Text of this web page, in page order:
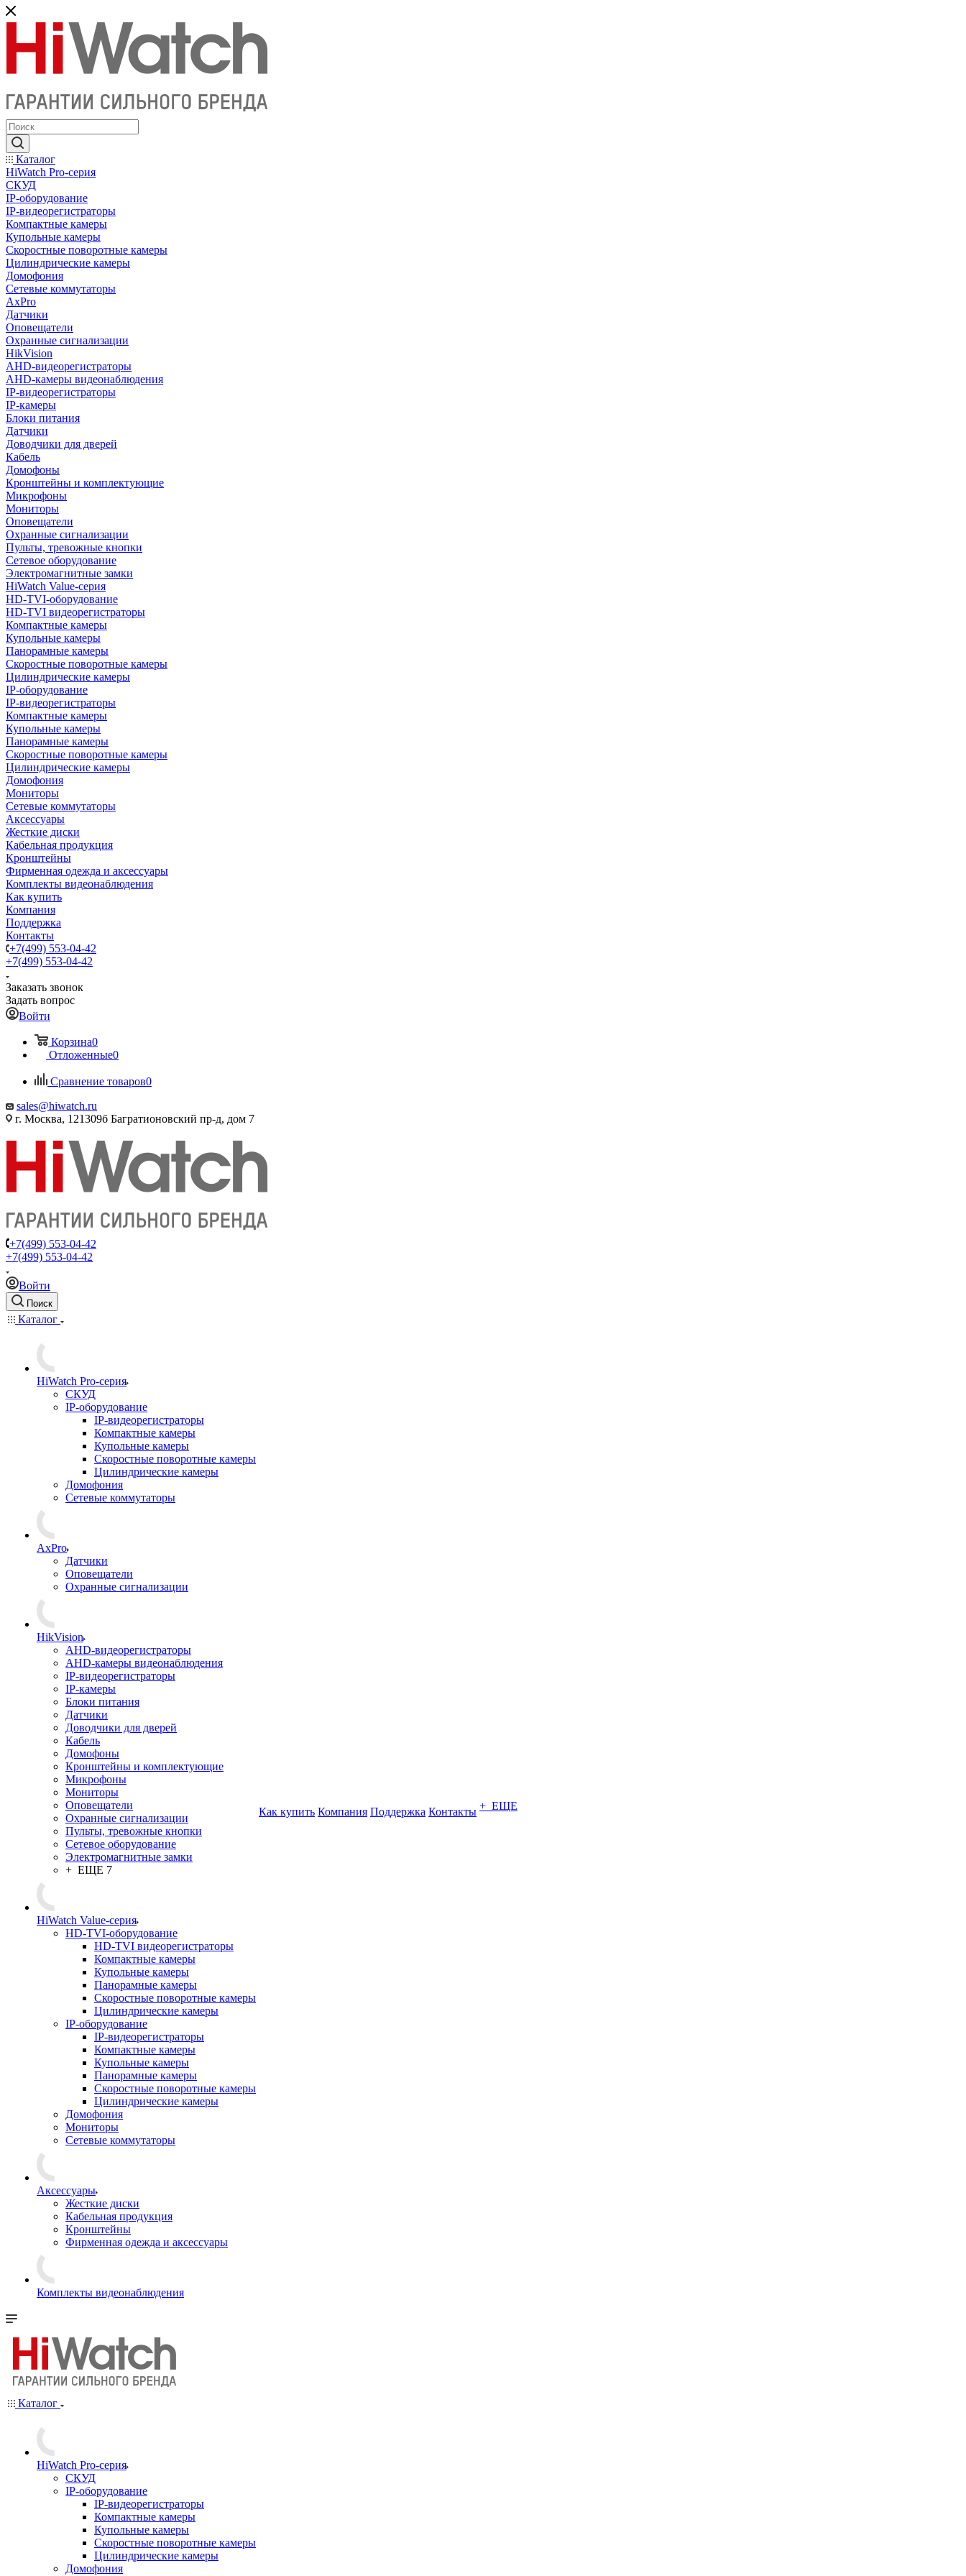
Каталог
HiWatch Pro-серия
CКУД
IP-оборудование
IP-видеорегистраторы
Компактные камеры
Купольные камеры
Скоростные поворотные камеры
Цилиндрические камеры
Домофония
Сетевые коммутаторы
AxPro
Датчики
Оповещатели
Охранные сигнализации
HikVision
AHD-видеорегистраторы
AHD-камеры видеонаблюдения
IP-видеорегистраторы
IP-камеры
Блоки питания
Датчики
Доводчики для дверей
Кабель
Домофоны
Кронштейны и комплектующие
Микрофоны
Мониторы
Оповещатели
Охранные сигнализации
Пульты, тревожные кнопки
Сетевое оборудование
Электромагнитные замки
HiWatch Value-серия
HD-TVI-оборудование
HD-TVI видеорегистраторы
Компактные камеры
Купольные камеры
Панорамные камеры
Скоростные поворотные камеры
Цилиндрические камеры
IP-оборудование
IP-видеорегистраторы
Компактные камеры
Купольные камеры
Панорамные камеры
Скоростные поворотные камеры
Цилиндрические камеры
Домофония
Мониторы
Сетевые коммутаторы
Аксессуары
Жесткие диски
Кабельная продукция
Кронштейны
Фирменная одежда и аксессуары
Комплекты видеонаблюдения
Как купить
Компания
Поддержка
Контакты
+7(499) 553-04-42
+7(499) 553-04-42
Заказать звонок
Задать вопрос
Войти
Корзина0
Отложенные0
Сравнение товаров0
sales@hiwatch.ru
г. Москва, 121309б Багратионовский пр-д, дом 7
+7(499) 553-04-42
+7(499) 553-04-42
Войти
Поиск
Каталог
HiWatch Pro-серия
CКУД
IP-оборудование
IP-видеорегистраторы
Компактные камеры
Купольные камеры
Скоростные поворотные камеры
Цилиндрические камеры
Домофония
Сетевые коммутаторы
AxPro
Датчики
Оповещатели
Охранные сигнализации
HikVision
AHD-видеорегистраторы
AHD-камеры видеонаблюдения
IP-видеорегистраторы
IP-камеры
Блоки питания
Датчики
Доводчики для дверей
Кабель
Домофоны
Кронштейны и комплектующие
Микрофоны
Мониторы
Оповещатели
Охранные сигнализации
Пульты, тревожные кнопки
Сетевое оборудование
Электромагнитные замки
+ ЕЩЕ 7
HiWatch Value-серия
HD-TVI-оборудование
HD-TVI видеорегистраторы
Компактные камеры
Купольные камеры
Панорамные камеры
Скоростные поворотные камеры
Цилиндрические камеры
IP-оборудование
IP-видеорегистраторы
Компактные камеры
Купольные камеры
Панорамные камеры
Скоростные поворотные камеры
Цилиндрические камеры
Домофония
Мониторы
Сетевые коммутаторы
Аксессуары
Жесткие диски
Кабельная продукция
Кронштейны
Фирменная одежда и аксессуары
Комплекты видеонаблюдения
Как купить Компания Поддержка Контакты + ЕЩЕ
Каталог
HiWatch Pro-серия
CКУД
IP-оборудование
IP-видеорегистраторы
Компактные камеры
Купольные камеры
Скоростные поворотные камеры
Цилиндрические камеры
Домофония